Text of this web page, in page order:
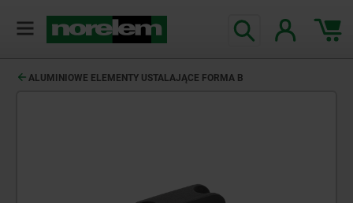
ALUMINIOWE ELEMENTY USTALAJĄCE FORMA B